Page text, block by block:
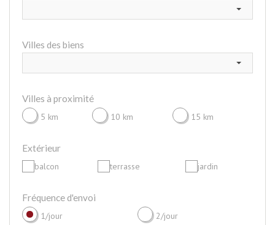
Villes des biens
Villes à proximité
5 km
10 km 15 km
Extérieur
balcon
terrasse jardin
Fréquence d'envoi
1/jour
2/jour